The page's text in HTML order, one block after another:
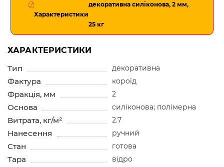
Характеристики
декоративна силіконова, 2 мм,
25 кг
ХАРАКТЕРИСТИКИ
Тип
декоративна
Фактура короїд
Фракція, мм 2
Основа силіконова; полімерна
Витрата, кг/м² 2.7
Нанесення ручний
Стан готова
Тара відро